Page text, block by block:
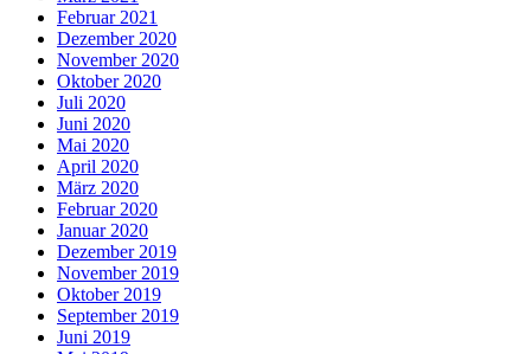
Februar 2021
Dezember 2020
November 2020
Oktober 2020
Juli 2020
Juni 2020
Mai 2020
April 2020
März 2020
Februar 2020
Januar 2020
Dezember 2019
November 2019
Oktober 2019
September 2019
Juni 2019